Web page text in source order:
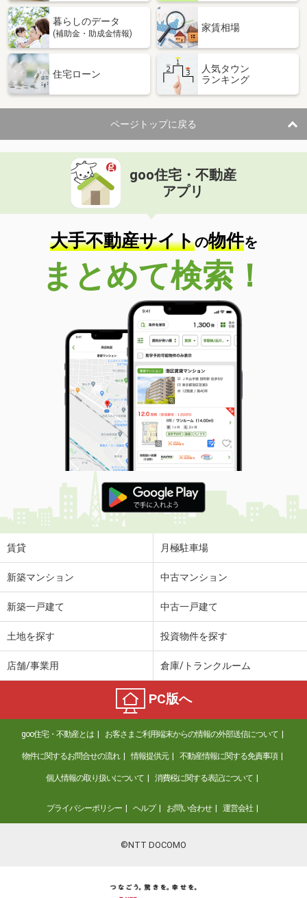
専有面積 65.3m²
間取り
宮城県仙台市青葉区広瀬町
4,580万円
住 所
宮城県仙台市青葉区広瀬町
専有面積 75.87m²
間取り
3LDK
宮城県仙台市青葉区広瀬町
価 格
4,580万円
住 所
宮城県仙台市青葉区広瀬町
専有面積 75.87m²
間取り
3LDK
宮城県仙台市青葉区木町
価 格
2,490万円
宮城県仙台市青葉区木町
72.28m²
間取り
2LDK
宮城県仙台市青葉区中山４丁目
価 格
1,990万円
住 所
宮城県仙台市青葉区中山４丁目
専有面積 60.08m²
間取り
2LDK
宮城県仙台市若林区大和町５
価 格
1,290万円
住 所
宮城県仙台市若林区大和町５
専有面積
宮城県仙台市若林区若林１
990万円
住 所
宮城県仙台市若林区若林１
専有面積 56.43m²
間取り
2LDK
宮城県仙台市若林区若林１
価 格
990万円
住 所
宮城県仙台市若林区若林１
56.43m²
宮城県仙台市青葉区北山２
暮らしのデータ
(補助金・助成金情報)
家賃相場
住宅ローン
人気タウン
ランキング
ページトップに戻る
goo住宅・不動産
アプリ
大手不動産サイトの物件を
まとめて検索！
賃貸 月極駐車場
新築マンション 中古マンション
新築一戸建て 中古一戸建て
土地を探す 投資物件を探す
店舗/事業用 倉庫/トランクルーム
PC版へ
goo住宅・不動産とは お客さまご利用端末からの情報の外部送信について
物件に関するお問合せの流れ 情報提供元 不動産情報に関する免責事項
個人情報の取り扱いについて 消費税に関する表記について
プライバシーポリシー ヘルプ お問い合わせ 運営会社
©NTT DOCOMO